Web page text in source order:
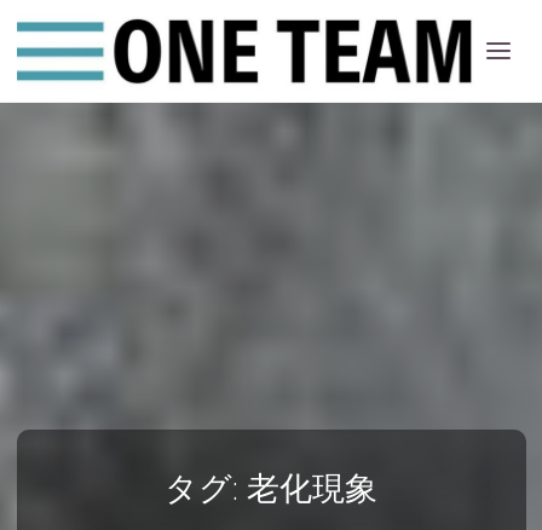
ちー
む
タグ: 老化現象